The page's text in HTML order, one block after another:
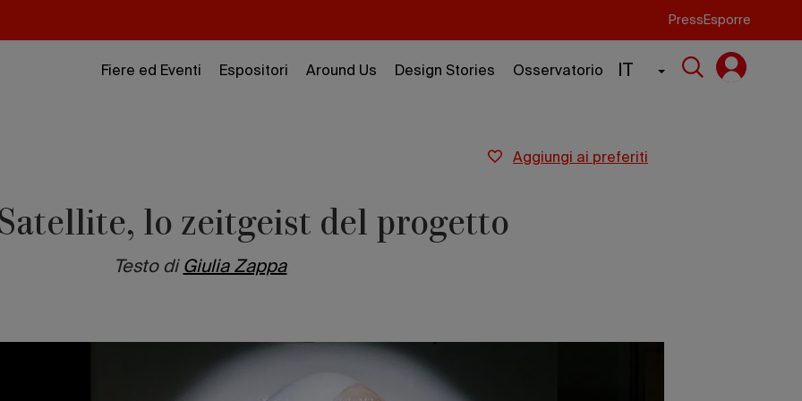
Press Esporre
Fiere ed Eventi Espositori Around Us Design Stories Osservatorio IT
aggiungi ai preferiti
lo zeitgeist del progetto
Testo di Giulia Zappa